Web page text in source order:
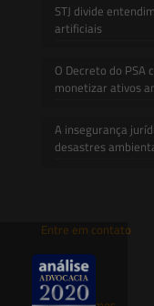
STJ divide
artificiais
O Decreto do PSA
monetizar ativos
A insegurança
desastres
Entre em contato